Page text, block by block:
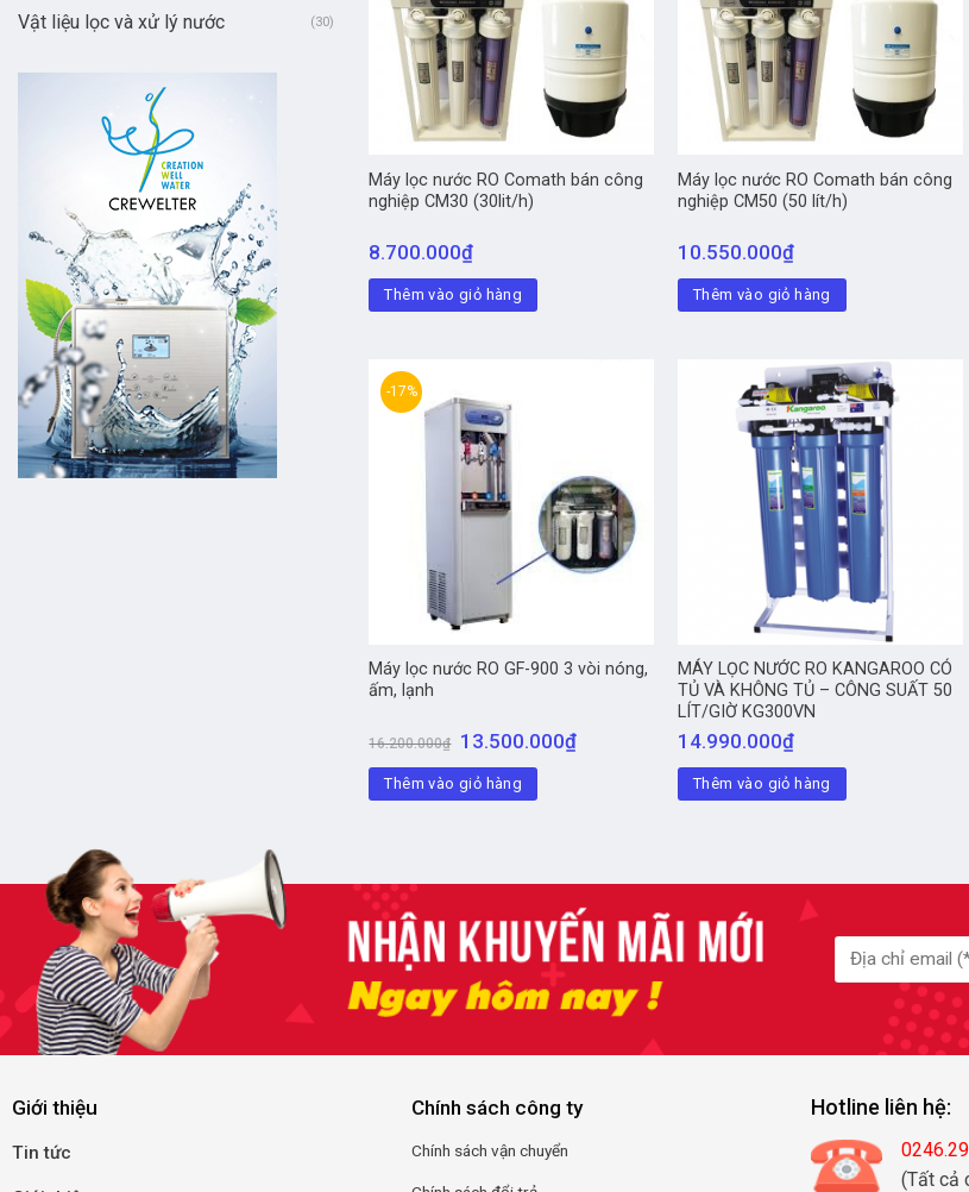
Vật liệu lọc và xử lý nước (30)
Máy lọc nước RO Comath bán công
nghiệp CM30 (30lit/h)
8.700.000₫
Thêm vào giỏ hàng
Máy lọc nước RO Comath bán công
nghiệp CM50 (50 lít/h)
10.550.000₫
Thêm vào giỏ hàng
-17%
Máy lọc nước RO GF-900 3 vòi nóng,
ấm, lạnh
16.200.000₫ 13.500.000₫
Thêm vào giỏ hàng
MÁY LỌC NƯỚC RO KANGAROO CÓ
TỦ VÀ KHÔNG TỦ – CÔNG SUẤT 50
LÍT/GIỜ KG300VN
14.990.000₫
Thêm vào giỏ hàng
Giới thiệu
Tin tức
Chính sách công ty
Chính sách vận chuyển
Hotline liên hệ:
(Tất cả